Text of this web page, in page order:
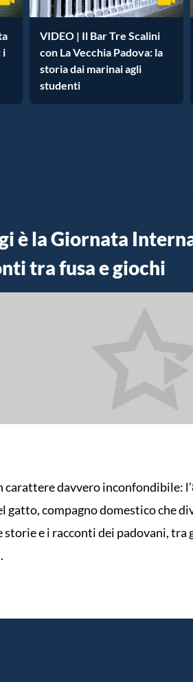
i
VIDEO | Il Bar Tre Scalini
con La Vecchia Padova: la
storia dai marinai agli
studenti
è la Giornata
tra fusa e giochi
carattere davvero inconfondibile:
gatto, compagno domestico che
e i racconti dei padovani, tra